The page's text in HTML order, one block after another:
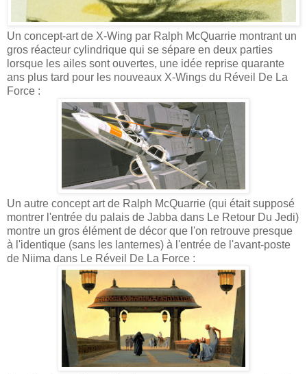
Un concept-art de X-Wing par Ralph McQuarrie montrant un
gros réacteur cylindrique qui se sépare en deux parties
lorsque les ailes sont ouvertes, une idée reprise quarante
ans plus tard pour les nouveaux X-Wings du Réveil De La
Force :
Un autre concept art de Ralph McQuarrie (qui était supposé
montrer l'entrée du palais de Jabba dans Le Retour Du Jedi)
montre un gros élément de décor que l'on retrouve presque
à l'identique (sans les lanternes) à l'entrée de l'avant-poste
de Niima dans Le Réveil De La Force :